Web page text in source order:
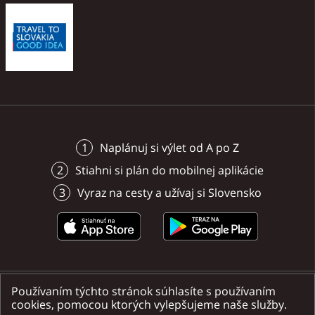
naozajstným bábkarom.
Naplánuj si výlet od A po Z
Stiahni si plán do mobilnej aplikácie
Vyraz na cesty a užívaj si Slovensko
Nájdete nás na sociálnych sieťach
Používaním týchto stránok súhlasíte s používaním
cookies, pomocou ktorých vylepšujeme naše služby.